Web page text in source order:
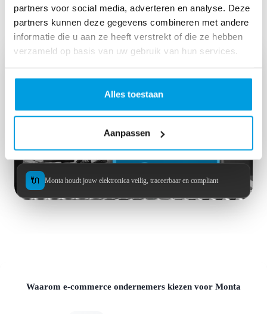
partners voor social media, adverteren en analyse. Deze
partners kunnen deze gegevens combineren met andere
informatie die u aan ze heeft verstrekt of die ze hebben
verzameld op basis van uw gebruik van hun services.
Alles toestaan
Aanpassen
elektronica webshops
🔌 Monta houdt jouw elektronica veilig, traceerbaar en compliant
Waarom e-commerce ondernemers kiezen voor Monta